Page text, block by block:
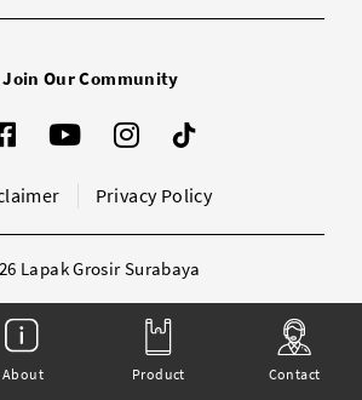
Join Our Community
Privacy Policy
Lapak Grosir Surabaya
About Product Contact